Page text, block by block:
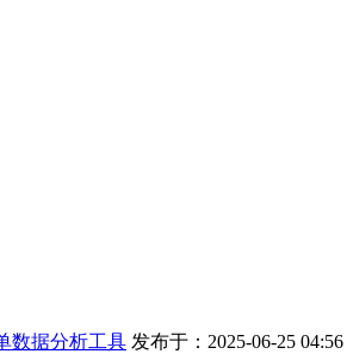
数据分析工具 发布于：2025-06-25 04:56